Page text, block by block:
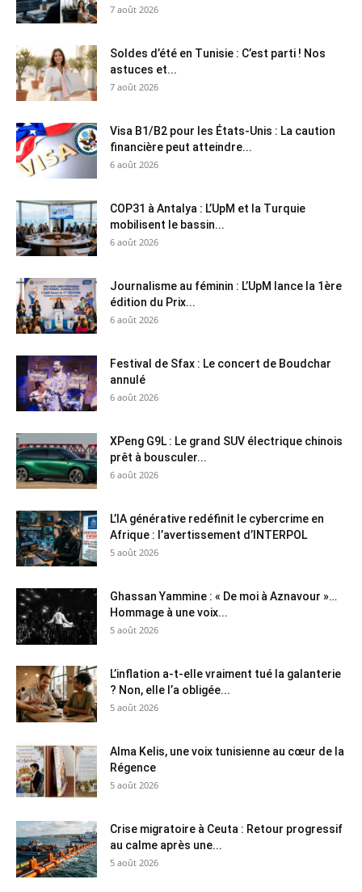
7 août 2026
Soldes d’été en Tunisie : C’est parti ! Nos
astuces et...
7 août 2026
Visa B1/B2 pour les États-Unis : La caution
financière peut atteindre...
6 août 2026
COP31 à Antalya : L’UpM et la Turquie
mobilisent le bassin...
6 août 2026
Journalisme au féminin : L’UpM lance la 1ère
édition du Prix...
6 août 2026
Festival de Sfax : Le concert de Boudchar
annulé
6 août 2026
XPeng G9L : Le grand SUV électrique chinois
prêt à bousculer...
6 août 2026
L’IA générative redéfinit le cybercrime en
Afrique : l’avertissement d’INTERPOL
5 août 2026
Ghassan Yammine : « De moi à Aznavour »…
Hommage à une voix...
5 août 2026
L’inflation a-t-elle vraiment tué la galanterie
? Non, elle l’a obligée...
5 août 2026
Alma Kelis, une voix tunisienne au cœur de la
Régence
5 août 2026
Crise migratoire à Ceuta : Retour progressif
au calme après une...
5 août 2026